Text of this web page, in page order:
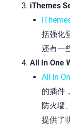
iThemes
括强化
还有一
All In One
All In
的插件
防火墙
提供了